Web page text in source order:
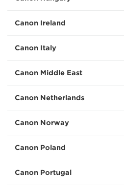
Canon Ireland
Canon Italy
Canon Middle East
Canon Netherlands
Canon Norway
Canon Poland
Canon Portugal